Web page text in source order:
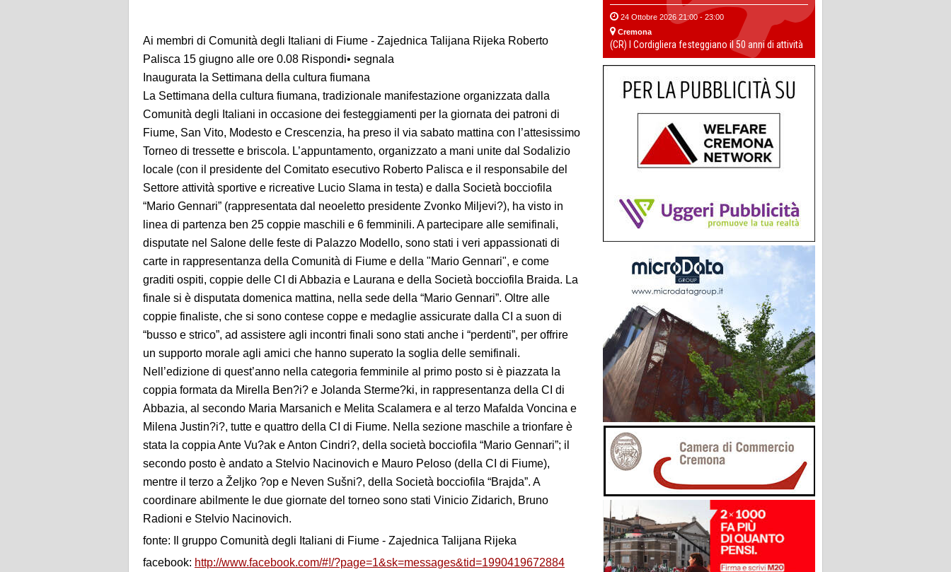
Ai membri di Comunità degli Italiani di Fiume - Zajednica Talijana Rijeka Roberto
Palisca 15 giugno alle ore 0.08 Rispondi• segnala
Inaugurata la Settimana della cultura fiumana
La Settimana della cultura fiumana, tradizionale manifestazione organizzata dalla
Comunità degli Italiani in occasione dei festeggiamenti per la giornata dei patroni di
Fiume, San Vito, Modesto e Crescenzia, ha preso il via sabato mattina con l’attesissimo
Torneo di tressette e briscola. L’appuntamento, organizzato a mani unite dal Sodalizio
locale (con il presidente del Comitato esecutivo Roberto Palisca e il responsabile del
Settore attività sportive e ricreative Lucio Slama in testa) e dalla Società bocciofila
“Mario Gennari” (rappresentata dal neoeletto presidente Zvonko Miljevi?), ha visto in
linea di partenza ben 25 coppie maschili e 6 femminili. A partecipare alle semifinali,
disputate nel Salone delle feste di Palazzo Modello, sono stati i veri appassionati di
carte in rappresentanza della Comunità di Fiume e della "Mario Gennari", e come
graditi ospiti, coppie delle CI di Abbazia e Laurana e della Società bocciofila Braida. La
finale si è disputata domenica mattina, nella sede della “Mario Gennari”. Oltre alle
coppie finaliste, che si sono contese coppe e medaglie assicurate dalla CI a suon di
“busso e strico”, ad assistere agli incontri finali sono stati anche i “perdenti”, per offrire
un supporto morale agli amici che hanno superato la soglia delle semifinali.
Nell’edizione di quest’anno nella categoria femminile al primo posto si è piazzata la
coppia formata da Mirella Ben?i? e Jolanda Sterme?ki, in rappresentanza della CI di
Abbazia, al secondo Maria Marsanich e Melita Scalamera e al terzo Mafalda Voncina e
Milena Justin?i?, tutte e quattro della CI di Fiume. Nella sezione maschile a trionfare è
stata la coppia Ante Vu?ak e Anton Cindri?, della società bocciofila “Mario Gennari”; il
secondo posto è andato a Stelvio Nacinovich e Mauro Peloso (della CI di Fiume),
mentre il terzo a Željko ?op e Neven Sušni?, della Società bocciofila “Brajda”. A
coordinare abilmente le due giornate del torneo sono stati Vinicio Zidarich, Bruno
Radioni e Stelvio Nacinovich.
fonte: Il gruppo Comunità degli Italiani di Fiume - Zajednica Talijana Rijeka
facebook: http://www.facebook.com/#!/?page=1&sk=messages&tid=1990419672884
24 Ottobre 2026 21:00 - 23:00
Cremona
(CR) I Cordigliera festeggiano il 50 anni di attività